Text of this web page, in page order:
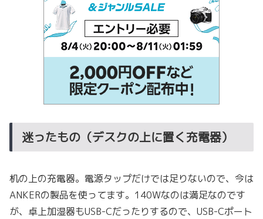
迷ったもの（デスクの上に置く充電器）
机の上の充電器。電源タップだけでは足りないので、今は
ANKERの製品を使ってます。140Wなのは満足なのです
が、卓上加湿器もUSB-Cだったりするので、USB-Cポート